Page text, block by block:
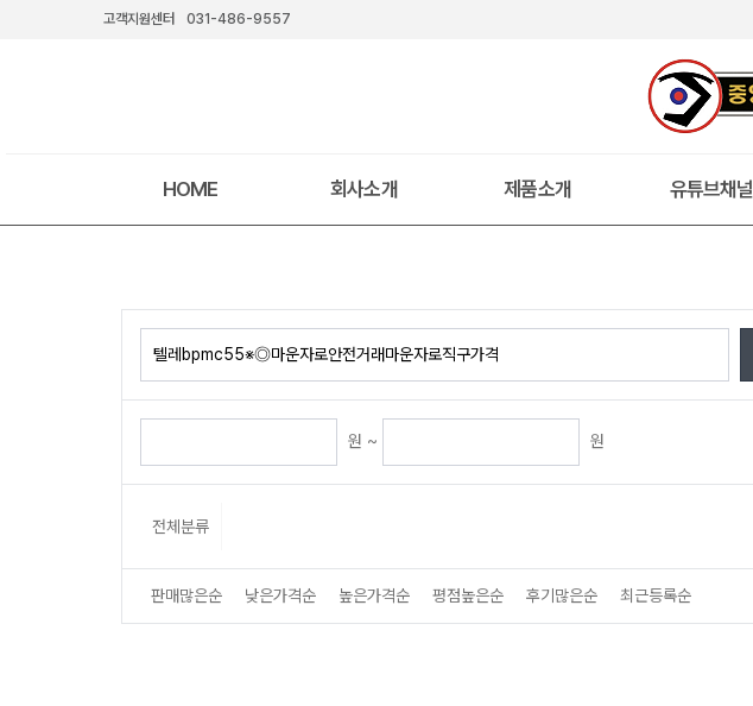
고객지원센터 031-486-9557
HOME 회사소개 제품소개 유튜브채널
원 ~ 원
전체분류
판매많은순 낮은가격순 높은가격순 평점높은순 후기많은순 최근등록순